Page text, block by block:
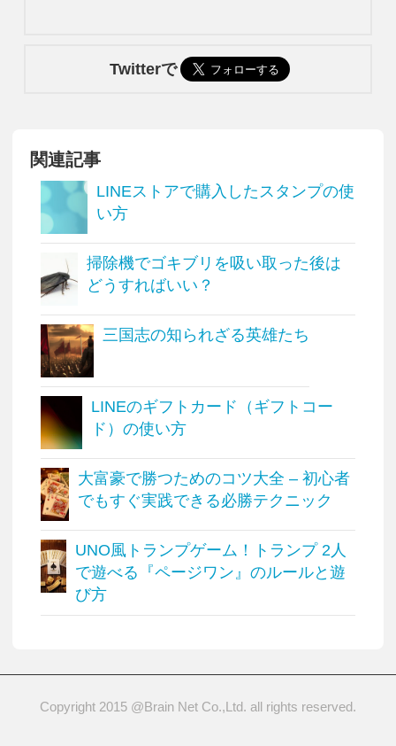
Twitterで
関連記事
LINEストアで購入したスタンプの使
い方
掃除機でゴキブリを吸い取った後は
どうすればいい？
三国志の知られざる英雄たち
LINEのギフトカード（ギフトコー
ド）の使い方
大富豪で勝つためのコツ大全 – 初心者
でもすぐ実践できる必勝テクニック
UNO風トランプゲーム！トランプ 2人
で遊べる『ページワン』のルールと遊
び方
Copyright 2015 @Brain Net Co.,Ltd. all rights reserved.